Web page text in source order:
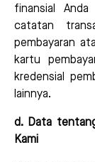
finansial
catatan
pembayaran
kartu
kredensial
lainnya.
d. Data
Kami